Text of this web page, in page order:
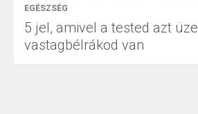
EGÉSZSÉG
5 jel, amivel a tested azt
vastagbélrákod van